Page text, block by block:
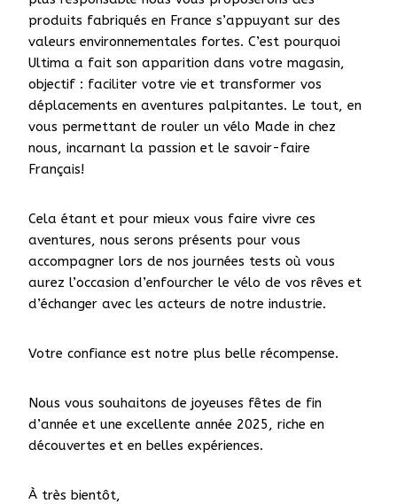
produits fabriqués en France s’appuyant sur des
valeurs environnementales fortes. C’est pourquoi
Ultima a fait son apparition dans votre magasin,
objectif : faciliter votre vie et transformer vos
déplacements en aventures palpitantes. Le tout, en
vous permettant de rouler un vélo Made in chez
nous, incarnant la passion et le savoir-faire
Français!
Cela étant et pour mieux vous faire vivre ces
aventures, nous serons présents pour vous
accompagner lors de nos journées tests où vous
aurez l’occasion d’enfourcher le vélo de vos rêves et
d’échanger avec les acteurs de notre industrie.
Votre confiance est notre plus belle récompense.
Nous vous souhaitons de joyeuses fêtes de fin
d’année et une excellente année 2025, riche en
découvertes et en belles expériences.
À très bientôt,